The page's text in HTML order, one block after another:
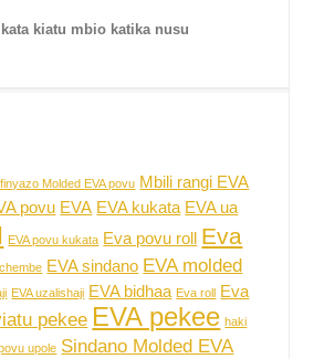
kiatu mbio katika nusu
Molded EVA povu Mbili rangi EVA
povu EVA EVA kukata EVA ua
EVA povu kukata Eva povu roll
Eva
EVA sindano EVA molded
EVA uzalishaji EVA bidhaa Eva roll
Eva
pekee EVA pekee haki
upole Sindano Molded EVA